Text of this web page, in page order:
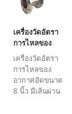
เครื่องวัดอัตรา
การไหลของ
อากาศอัดขนาด
8 นิ้ว
เครื่องวัดอัตรา
การไหลของ
อากาศอัดขนาด
8 นิ้ว มีเส้นผ่าน